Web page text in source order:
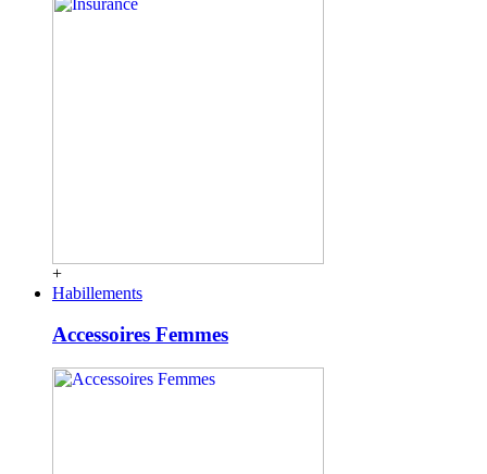
+
Habillements
Accessoires Femmes